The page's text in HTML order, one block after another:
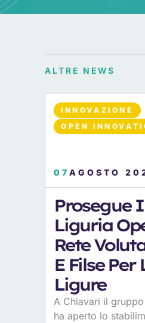
ALTRE NEWS
INNOVAZIONE
OPEN
07AGOSTO
Prosegue
Liguria
Rete
E Filse Per
Ligure
A Chiavari il
ha aperto lo